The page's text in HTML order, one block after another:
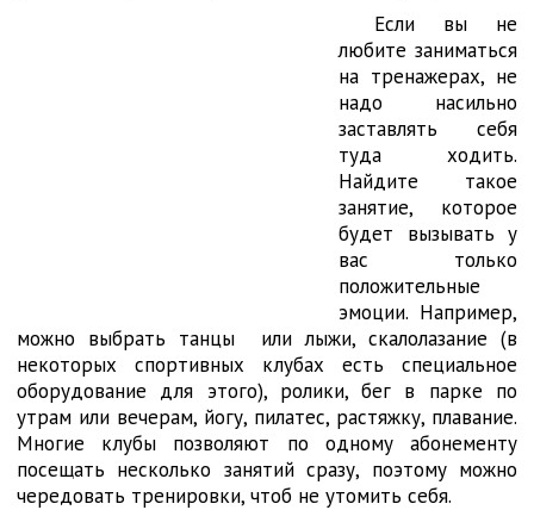
Если вы не
любите заниматься
на тренажерах, не
надо насильно
заставлять себя
туда ходить.
Найдите такое
занятие, которое
будет вызывать у
вас только
положительные
эмоции. Например,
можно выбрать танцы или лыжи, скалолазание (в
некоторых спортивных клубах есть специальное
оборудование для этого), ролики, бег в парке по
утрам или вечерам, йогу, пилатес, растяжку, плавание.
Многие клубы позволяют по одному абонементу
посещать несколько занятий сразу, поэтому можно
чередовать тренировки, чтоб не утомить себя.